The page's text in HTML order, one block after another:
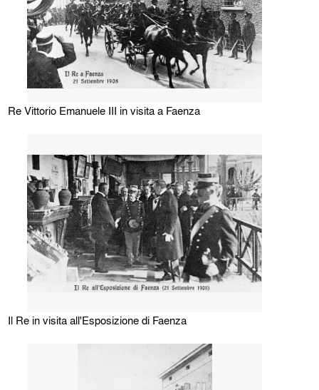
Re Vittorio Emanuele III in visita a Faenza
Il Re in visita all'Esposizione di Faenza